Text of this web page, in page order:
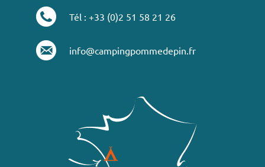
Tél : +33 (0)2 51 58 21 26
info@campingpommedepin.fr